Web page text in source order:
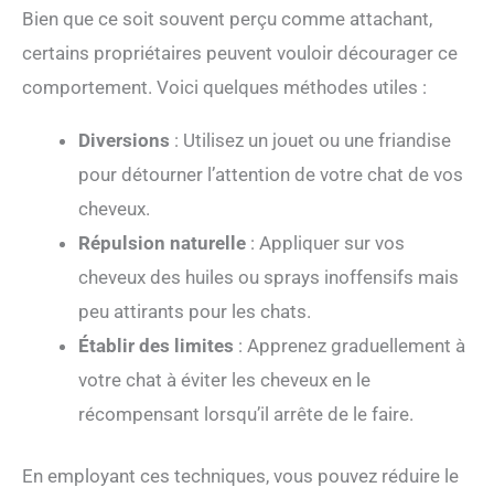
Bien que ce soit souvent perçu comme attachant,
certains propriétaires peuvent vouloir décourager ce
comportement. Voici quelques méthodes utiles :
Diversions : Utilisez un jouet ou une friandise
pour détourner l’attention de votre chat de vos
cheveux.
Répulsion naturelle : Appliquer sur vos
cheveux des huiles ou sprays inoffensifs mais
peu attirants pour les chats.
Établir des limites : Apprenez graduellement à
votre chat à éviter les cheveux en le
récompensant lorsqu’il arrête de le faire.
En employant ces techniques, vous pouvez réduire le